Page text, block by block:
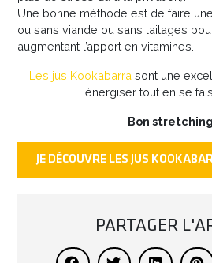
Une bonne méthode est de faire
ou sans viande ou sans laitages
augmentant l’apport en vitamines.
Les jus Kookabarra sont une
énergiser tout en se
Bon
JE DÉCOUVRE LES JUS
PARTAGER